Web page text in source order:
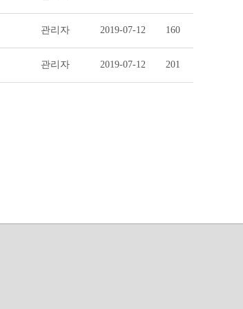
관리자 2019-07-12 160
관리자 2019-07-12 201